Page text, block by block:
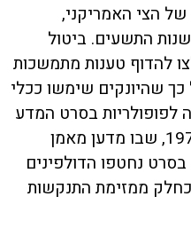
של הצי האמריקני,
התשעים. ביטול
להדוף טענות מתמשכות
כך שהיונקים שימשו ככלי
לפופולריות בסרט המדע
הבדיוני "יום הדולפין" משנת 1973, שבו מדען מאמן
נחטפו הדולפינים
ממזימת התנקשות